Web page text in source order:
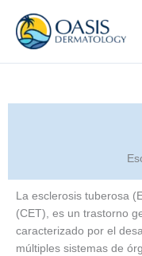
content
La esclerosis tuberosa
(CET), es un trastorno
caracterizado por el
múltiples sistemas de